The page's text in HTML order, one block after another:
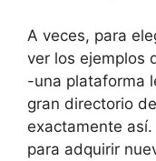
A veces, para
ver los ejemplos
-una plataforma
gran directorio
exactamente
para adquirir